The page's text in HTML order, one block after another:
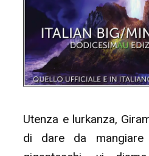
di
claim!”
Utenza e lurkanza,
di dare da